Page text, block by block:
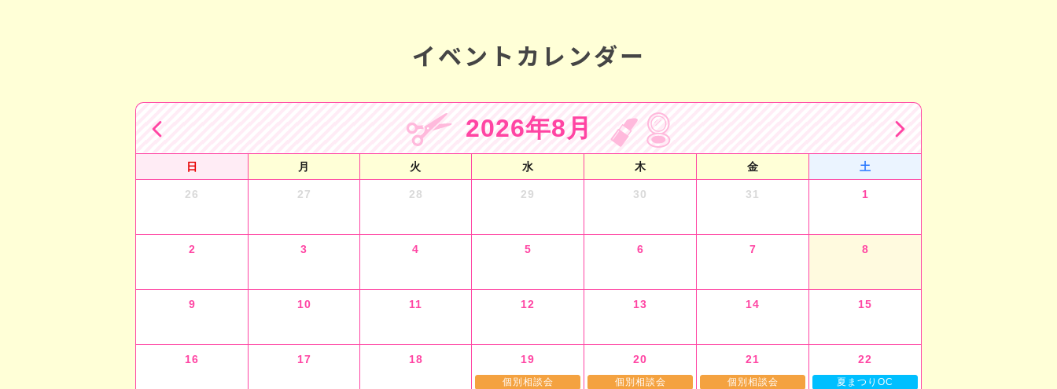
イベントカレンダー
2026年8月
日 月 火 水 木 金 土
26 27 28 29 30 31 1
2 3 4 5 6 7 8
9 10 11 12 13 14 15
16 17 18 19
個別相談会
20
個別相談会
21
個別相談会
22
夏まつりOC